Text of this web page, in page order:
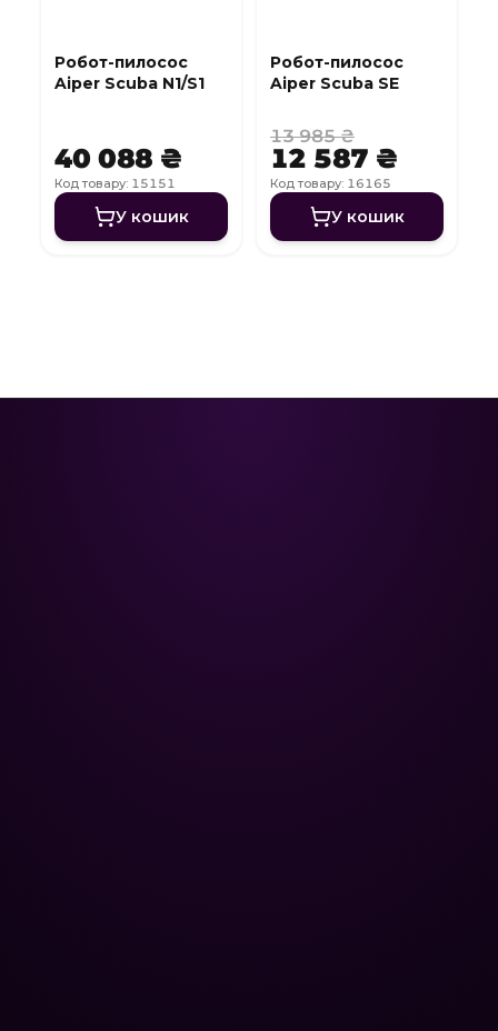
Робот-пилосос
Aiper Scuba N1/S1
40 088 ₴
Код товару: 15151
У кошик
Робот-пилосос
Aiper Scuba SE
13 985 ₴
12 587 ₴
Код товару: 16165
У кошик